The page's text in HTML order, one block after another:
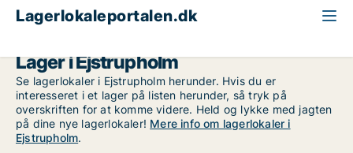
Lagerlokaleportalen.dk
Lager i Ejstrupholm
Se lagerlokaler i Ejstrupholm herunder. Hvis du er
interesseret i et lager på listen herunder, så tryk på
overskriften for at komme videre. Held og lykke med jagten
på dine nye lagerlokaler! Mere info om lagerlokaler i
Ejstrupholm.